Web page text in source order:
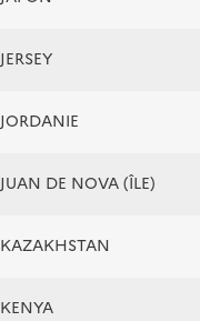
JERSEY
JORDANIE
JUAN DE NOVA (ÎLE)
KAZAKHSTAN
KENYA